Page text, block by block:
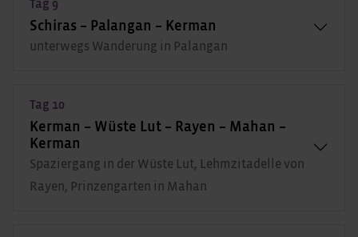
Tag 9
Schiras – Palangan – Kerman
unterwegs Wanderung in Palangan
Tag 10
Kerman – Wüste Lut – Rayen – Mahan –
Kerman
Spaziergang in der Wüste Lut, Lehmzitadelle von
Rayen, Prinzengarten in Mahan